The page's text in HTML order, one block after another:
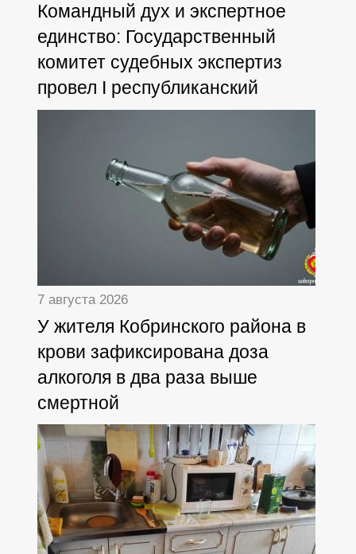
Командный дух и экспертное
единство: Государственный
комитет судебных экспертиз
провел I республиканский
туристский слет
7 августа 2026
У жителя Кобринского района в
крови зафиксирована доза
алкоголя в два раза выше
смертной